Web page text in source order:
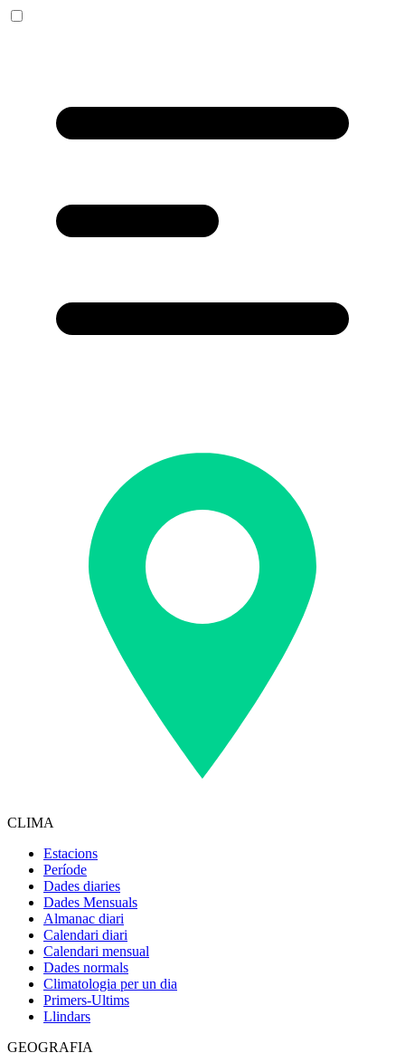
CLIMA
Estacions
Període
Dades diaries
Dades Mensuals
Almanac diari
Calendari diari
Calendari mensual
Dades normals
Climatologia per un dia
Primers-Ultims
Llindars
GEOGRAFIA